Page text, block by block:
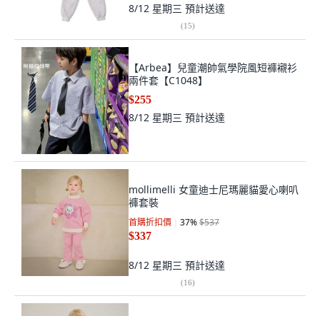
8/12 星期三 預計送達
(15)
【Arbea】兒童潮帥氣學院風短褲襯衫
兩件套【C1048】
$255
8/12 星期三 預計送達
mollimelli 女童迪士尼瑪麗貓愛心喇叭
褲套裝
首購折扣價 37%$537
$337
8/12 星期三 預計送達
(16)